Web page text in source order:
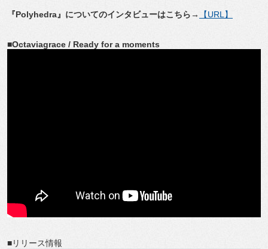
『Polyhedra』についてのインタビューはこちら→ 【URL】
■Octaviagrace / Ready for a moments
■リリース情報